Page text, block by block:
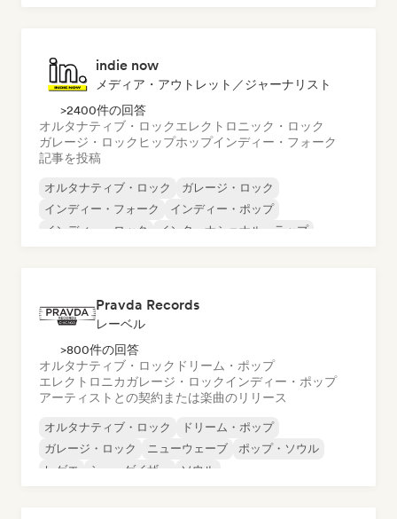
indie now
メディア・アウトレット／ジャーナリスト
>2400件の回答
オルタナティブ・ロックエレクトロニック・ロック
ガレージ・ロック ヒップホップインディー・フォーク
記事を投稿
オルタナティブ・ロック
ガレージ・ロック
インディー・フォーク
インディー・ポップ
インディー・ロック
インターナショナル・ラップ
Pravda Records
レーベル
>800件の回答
オルタナティブ・ロック ドリーム・ポップ
エレクトロニカガレージ・ロックインディー・ポップ
アーティストとの契約または楽曲のリリース
オルタナティブ・ロック
ドリーム・ポップ
ガレージ・ロック
ニューウェーブ
ポップ・ソウル
レゲエ
シューゲイザー ソウル